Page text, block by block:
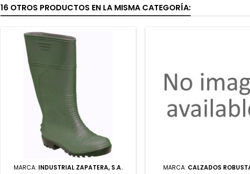
16 OTROS PRODUCTOS EN LA MISMA CATEGORÍA:
MARCA: INDUSTRIAL ZAPATERA, S.A. MARCA: CALZADOS